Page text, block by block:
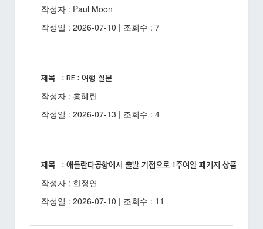
작성자 : Paul Moon
작성일 : 2026-07-10 | 조회수 : 7
제목 : RE : 여행 질문
작성자 : 홍혜란
작성일 : 2026-07-13 | 조회수 : 4
제목 : 애틀란타공항에서 출발 기점으로 1주여일 패키지 상품 있을까
작성자 : 한정연
작성일 : 2026-07-10 | 조회수 : 11